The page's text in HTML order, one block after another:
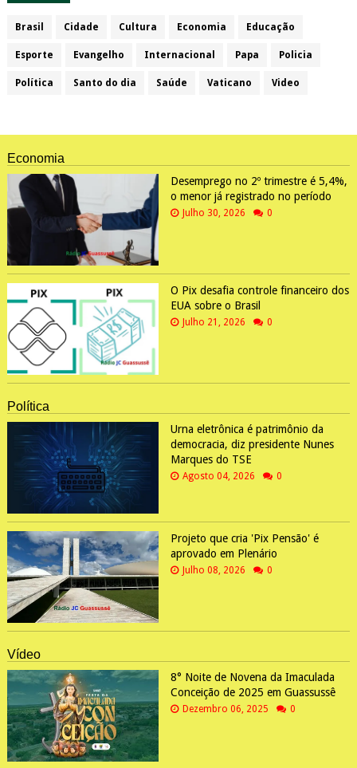
Brasil Cidade Cultura Economia Educação
Esporte Evangelho Internacional Papa Policia
Política Santo do dia Saúde Vaticano Video
Economia
Desemprego no 2º trimestre é 5,4%,
o menor já registrado no período
Julho 30, 2026 0
O Pix desafia controle financeiro dos
EUA sobre o Brasil
Julho 21, 2026 0
Política
Urna eletrônica é patrimônio da
democracia, diz presidente Nunes
Marques do TSE
Agosto 04, 2026 0
Projeto que cria 'Pix Pensão' é
aprovado em Plenário
Julho 08, 2026 0
Vídeo
8° Noite de Novena da Imaculada
Conceição de 2025 em Guassussê
Dezembro 06, 2025 0